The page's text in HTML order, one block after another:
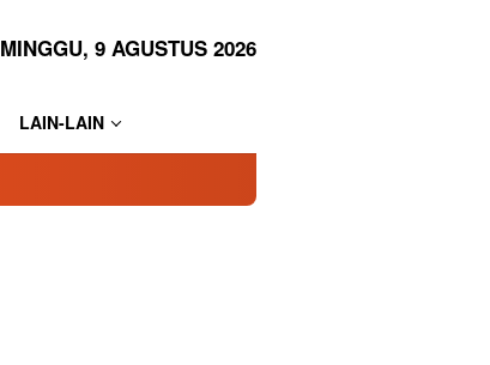
MINGGU, 9 AGUSTUS 2026
LAIN-LAIN